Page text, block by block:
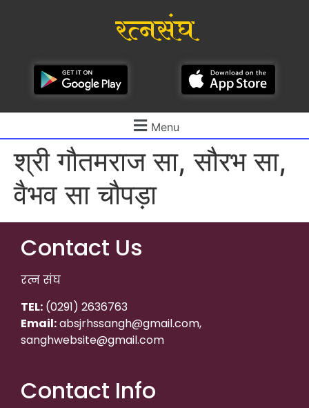
रत्नसंघ
Menu
श्री गौतमराज सा, सौरभ सा,
वैभव सा चौपड़ा
Contact Us
रत्न संघ
TEL: (0291) 2636763
Email:absjrhssangh@gmail.com,
sanghwebsite@gmail.com
Contact Info